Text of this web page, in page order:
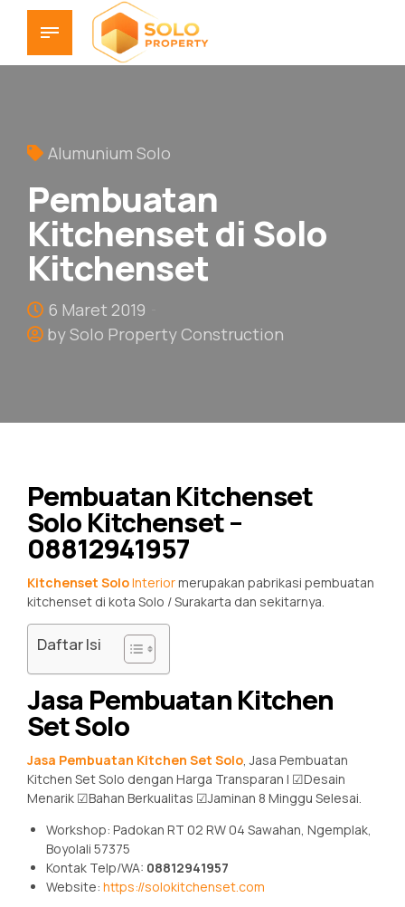
Alumunium Solo
Pembuatan
Kitchenset di Solo
Kitchenset
6 Maret 2019
by Solo Property Construction
Pembuatan Kitchenset
Solo Kitchenset –
08812941957
Kitchenset SoloInteriormerupakan pabrikasi pembuatan
kitchenset di kota Solo / Surakarta dan sekitarnya.
Daftar Isi
Jasa Pembuatan Kitchen
Set Solo
Jasa Pembuatan Kitchen Set Solo , Jasa Pembuatan
Kitchen Set Solo dengan Harga Transparan | ☑Desain
Menarik ☑Bahan Berkualitas ☑Jaminan 8 Minggu Selesai.
Workshop: Padokan RT 02 RW 04 Sawahan, Ngemplak,
Boyolali 57375
Kontak Telp/WA: 08812941957
Website: https://solokitchenset.com